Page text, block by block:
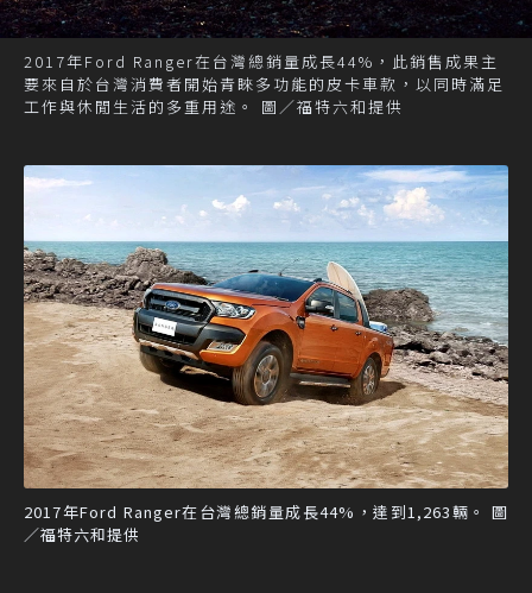
2017年Ford Ranger在台灣總銷量成長44%，此銷售成果主
要來自於台灣消費者開始青睞多功能的皮卡車款，以同時滿足
工作與休閒生活的多重用途。 圖／福特六和提供
2017年Ford Ranger在台灣總銷量成長44%，達到1,263輛。 圖
／福特六和提供